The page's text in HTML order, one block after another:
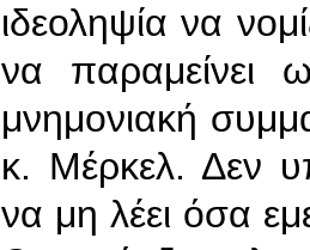
ιδεοληψία να
να παραμείνει
μνημονιακή
κ. Μέρκελ. Δεν
να μη λέει όσα